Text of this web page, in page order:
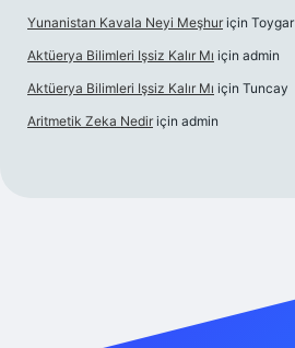
Yunanistan Kavala Neyi Meşhur için Toygar
Aktüerya Bilimleri Işsiz Kalır Mı için admin
Aktüerya Bilimleri Işsiz Kalır Mı için Tuncay
Aritmetik Zeka Nedir için admin